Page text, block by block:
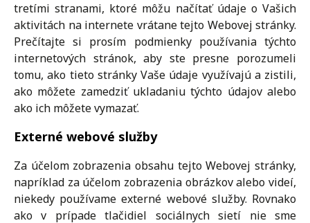
tretími stranami, ktoré môžu načítať údaje o Vašich
aktivitách na internete vrátane tejto Webovej stránky.
Prečítajte si prosím podmienky používania týchto
internetových stránok, aby ste presne porozumeli
tomu, ako tieto stránky Vaše údaje využívajú a zistili,
ako môžete zamedziť ukladaniu týchto údajov alebo
ako ich môžete vymazať.
Externé webové služby
Za účelom zobrazenia obsahu tejto Webovej stránky,
napríklad za účelom zobrazenia obrázkov alebo videí,
niekedy používame externé webové služby. Rovnako
ako v prípade tlačidiel sociálnych sietí nie sme